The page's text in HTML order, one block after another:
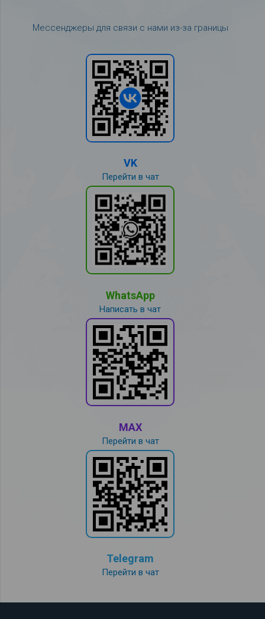
Мессенджеры для связи с нами из-за границы
VK
Перейти в чат
WhatsApp
Написать в чат
MAX
Перейти в чат
Telegram
Перейти в чат